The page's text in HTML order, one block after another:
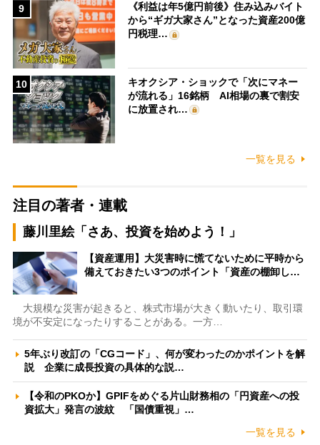
9
《利益は年5億円前後》住み込みバイト
から“ギガ大家さん”となった資産200億
円税理…
10
キオクシア・ショックで「次にマネー
が流れる」16銘柄 AI相場の裏で割安
に放置され…
一覧を見る
注目の著者・連載
藤川里絵「さあ、投資を始めよう！」
【資産運用】大災害時に慌てないために平時から
備えておきたい3つのポイント「資産の棚卸し…
大規模な災害が起きると、株式市場が大きく動いたり、取引環
境が不安定になったりすることがある。一方…
5年ぶり改訂の「CGコード」、何が変わったのかポイントを解
説 企業に成長投資の具体的な説…
【令和のPKOか】GPIFをめぐる片山財務相の「円資産への投
資拡大」発言の波紋 「国債重視」…
一覧を見る